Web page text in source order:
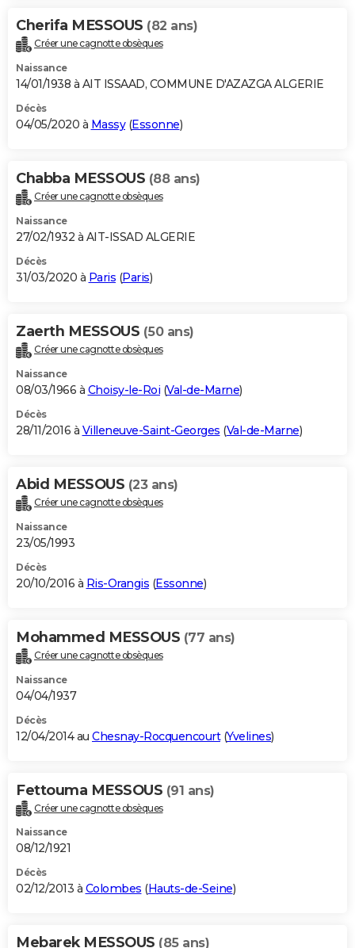
Cherifa MESSOUS (82 ans)
Créer une cagnotte obsèques
Naissance
14/01/1938 à AIT ISSAAD, COMMUNE D'AZAZGA ALGERIE
Décès
04/05/2020 à Massy(Essonne)
Chabba MESSOUS (88 ans)
Créer une cagnotte obsèques
Naissance
27/02/1932 à AIT-ISSAD ALGERIE
Décès
31/03/2020 à Paris (Paris)
Zaerth MESSOUS (50 ans)
Créer une cagnotte obsèques
Naissance
08/03/1966 à Choisy-le-Roi (Val-de-Marne)
Décès
28/11/2016 à Villeneuve-Saint-Georges (Val-de-Marne)
Abid MESSOUS (23 ans)
Créer une cagnotte obsèques
Naissance
23/05/1993
Décès
20/10/2016 à Ris-Orangis (Essonne)
Mohammed MESSOUS (77 ans)
Créer une cagnotte obsèques
Naissance
04/04/1937
Décès
12/04/2014 au Chesnay-Rocquencourt(Yvelines)
Fettouma MESSOUS (91 ans)
Créer une cagnotte obsèques
Naissance
08/12/1921
Décès
02/12/2013 à Colombes (Hauts-de-Seine)
Mebarek MESSOUS (85 ans)